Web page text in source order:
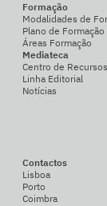
Formação
Modalidades de
Plano de Formação
Áreas Formação
Mediateca
Centro de Recursos
Linha Editorial
Notícias
Contactos
Lisboa
Porto
Coimbra